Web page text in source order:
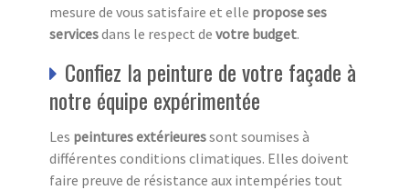
mesure de vous satisfaire et elle propose ses
servicesdans le respect de votre budget.
Confiez la peinture de votre façade à
notre équipe expérimentée
Les peintures extérieuressont soumises à
différentes conditions climatiques. Elles doivent
faire preuve de résistance aux intempéries tout